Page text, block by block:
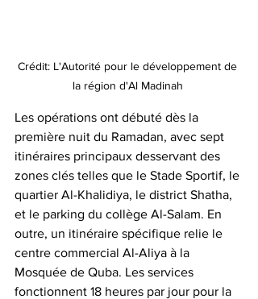
Crédit: L'Autorité pour le développement de
la région d'Al Madinah
Les opérations ont débuté dès la
première nuit du Ramadan, avec sept
itinéraires principaux desservant des
zones clés telles que le Stade Sportif, le
quartier Al-Khalidiya, le district Shatha,
et le parking du collège Al-Salam. En
outre, un itinéraire spécifique relie le
centre commercial Al-Aliya à la
Mosquée de Quba. Les services
fonctionnent 18 heures par jour pour la